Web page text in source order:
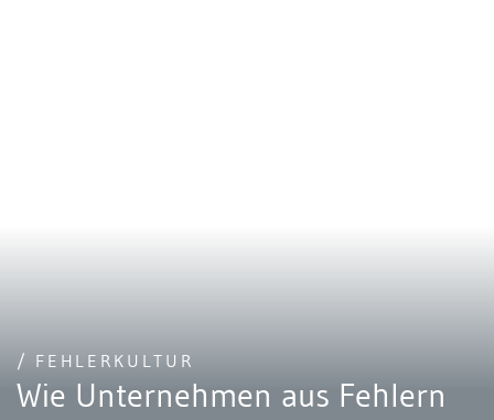
/ FEHLERKULTUR
Wie Unternehmen aus Fehlern